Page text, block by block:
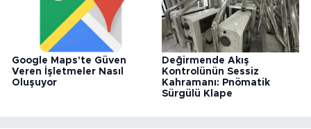
Google Maps'te Güven
Veren İşletmeler Nasıl
Oluşuyor
Değirmende Akış
Kontrolünün Sessiz
Kahramanı: Pnömatik
Sürgülü Klape